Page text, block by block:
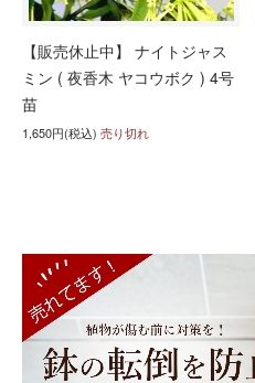
【販売休止中】 ナイトジャス
ミン ( 夜香木 ヤコウボク ) 4号
苗
1,650円(税込) 売り切れ